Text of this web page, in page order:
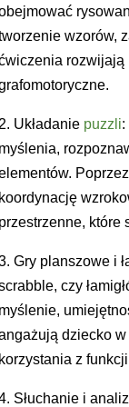
wzorów,
rozwijają
Układanie puzzli:
które
Gry planszowe i
czy
dziecko
z
Słuchanie i